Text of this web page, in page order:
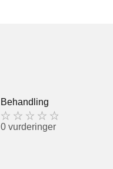
Behandling
0 vurderinger